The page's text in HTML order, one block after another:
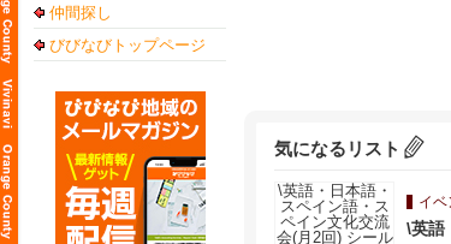
仲間探し
びびなびトップページ
気になるリスト
イベ
\英語